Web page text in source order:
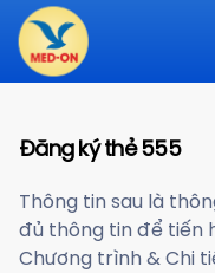
Đăng ký thẻ 555
Thông tin sau là
đủ thông tin để tiến
Chương trình & Chi